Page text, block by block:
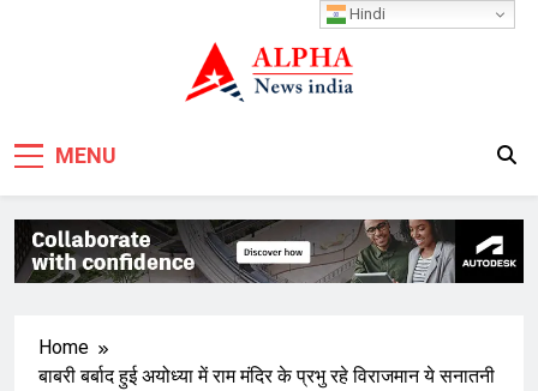
MENU
Home
बाबरी बर्बाद हुई अयोध्या में राम मंदिर के प्रभु रहे विराजमान ये सनातनी
Hindi